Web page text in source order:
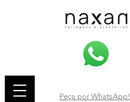
Peça por WhatsApp!